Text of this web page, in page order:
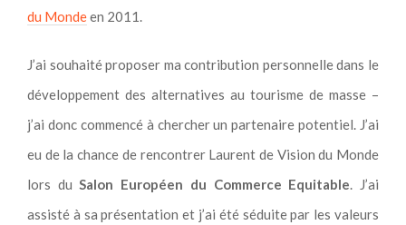
du Mondeen 2011.
J’ai souhaité proposer ma contribution personnelle dans le
développement des alternatives au tourisme de masse –
j’ai donc commencé à chercher un partenaire potentiel. J’ai
eu de la chance de rencontrer Laurent de Vision du Monde
lors duSalon Européen du Commerce Equitable. J’ai
assisté à sa présentation et j’ai été séduite par les valeurs